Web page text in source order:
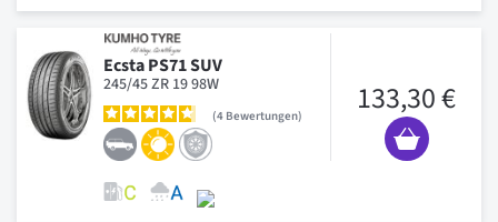
Ecsta PS71 SUV
245/45 ZR 19 98W
4 Bewertungen 133,30 €